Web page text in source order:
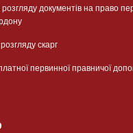
розгляду документів на право
скарг
первинної правничої